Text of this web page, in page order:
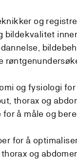
og
bildekvalitet
og fysiologi
thorax og
å måle og
for å
og